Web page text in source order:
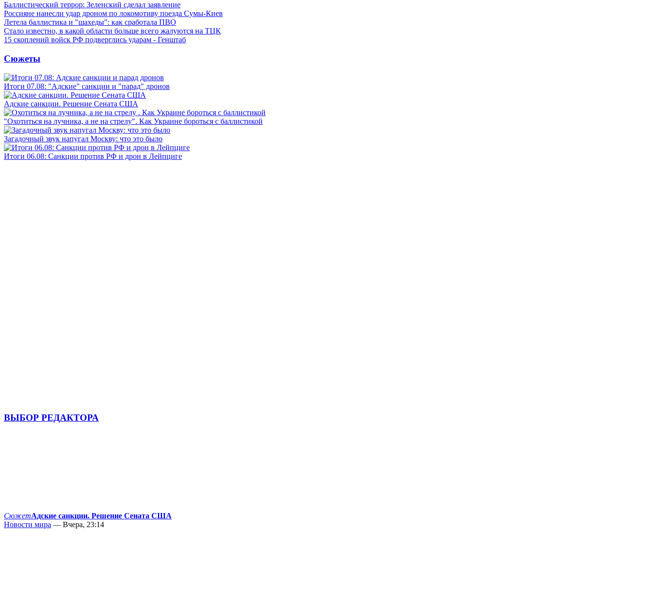
Баллистический террор: Зеленский сделал заявление
Россияне нанесли удар дроном по локомотиву поезда Сумы-Киев
Летела баллистика и "шахеды": как сработала ПВО
Стало известно, в какой области больше всего жалуются на ТЦК
15 скоплений войск РФ подверглись ударам - Генштаб
Сюжеты
Итоги 07.08: "Адские" санкции и "парад" дронов
Адские санкции. Решение Сената США
"Охотиться на лучника, а не на стрелу". Как Украине бороться с баллистикой
Загадочный звук напугал Москву: что это было
Итоги 06.08: Санкции против РФ и дрон в Лейпциге
ВЫБОР РЕДАКТОРА
СюжетАдские санкции. Решение Сената США
Новости мира — Вчера, 23:14